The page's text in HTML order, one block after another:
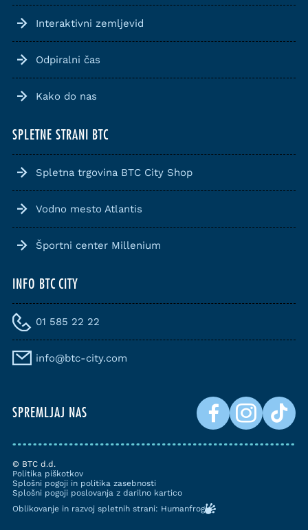
Interaktivni zemljevid
Odpiralni čas
Kako do nas
SPLETNE STRANI BTC
Spletna trgovina BTC City Shop
Vodno mesto Atlantis
Športni center Millenium
INFO BTC CITY
01 585 22 22
info@btc-city.com
SPREMLJAJ NAS
© BTC d.d.
Politika piškotkov
Splošni pogoji in politika zasebnosti
Splošni pogoji poslovanja z darilno kartico
Oblikovanje in razvoj spletnih strani: Humanfrog